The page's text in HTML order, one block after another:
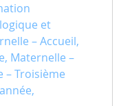
et
– Accueil,
Maternelle –
– Troisième